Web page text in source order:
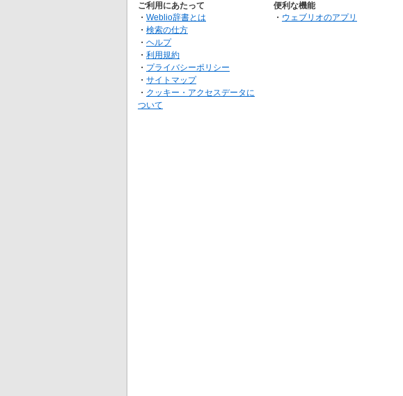
ご利用にあたって
・ Weblio辞書とは
・ 検索の仕方
・ ヘルプ
・ 利用規約
・ プライバシーポリシー
・ サイトマップ
・ クッキー・アクセスデータに
ついて
便利な機能
・ ウェブリオのアプリ